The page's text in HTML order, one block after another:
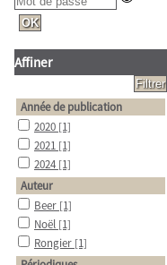
Affiner
Année de publication
2020 [1]
2021 [1]
2024 [1]
Auteur
Beer [1]
Noël [1]
Rongier [1]